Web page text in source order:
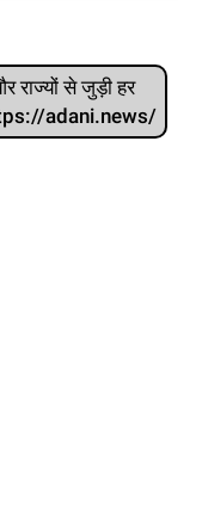
राज्‍यों से जुड़ी हर
adani.news/